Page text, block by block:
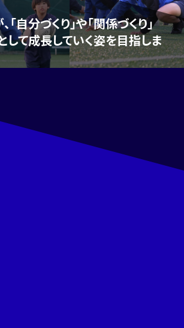
「自分づくり」や「関係づくり」
して成長していく姿を目指しま